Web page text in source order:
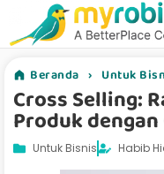
Beranda › Untuk
Cross Selling:
Produk
Untuk Bisnis Habib